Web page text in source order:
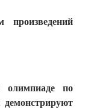
произведений
по
демонстрируют